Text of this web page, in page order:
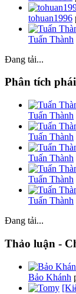
tohuan1996
Tuấn Thành
Đang tải...
Phân tích
Tuấn Thành
Tuấn Thành
Tuấn Thành
Tuấn Thành
Tuấn Thành
Đang tải...
Thảo luận -
Bảo Khánh